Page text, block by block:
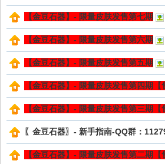
uz!
【金豆石器】- 限量皮肤发售第七期
【金豆石器】- 限量皮肤发售第六期
【金豆石器】- 限量皮肤发售第五期
【金豆石器】- 限量皮肤发售第四期【
【金豆石器】- 限量皮肤发售第三期【
〖金豆石器〗- 新手指南-QQ群：
【金豆石器】- 限量皮肤发售第二期【